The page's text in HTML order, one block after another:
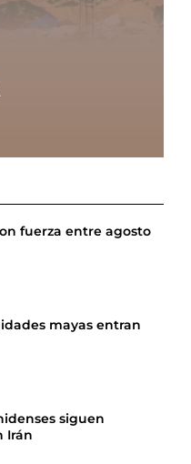
fuerza entre agosto
mayas entran
siguen
Irán